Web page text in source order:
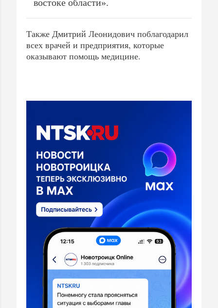
востоке области».
Также Дмитрий Леонидович поблагодарил
всех врачей и предприятия, которые
оказывают помощь медицине.